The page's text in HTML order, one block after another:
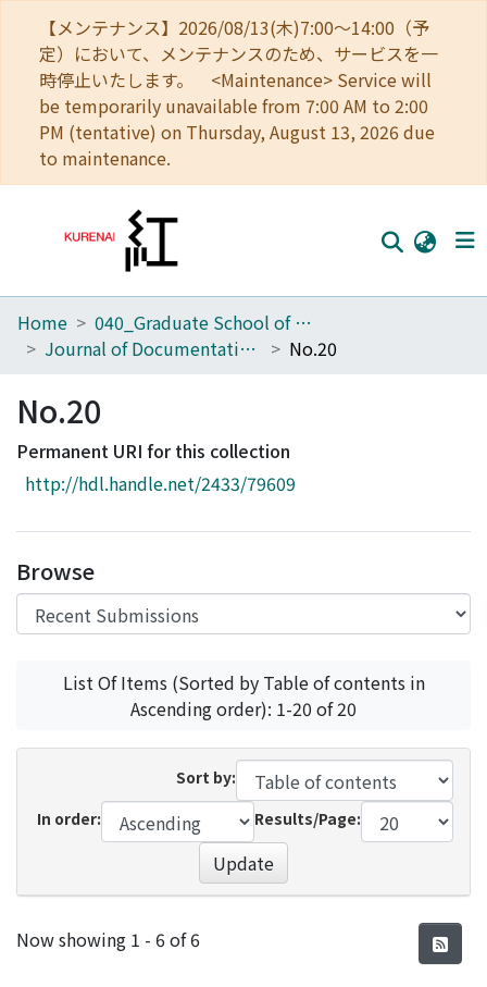
【メンテナンス】2026/08/13(木)7:00～14:00（予
定）において、メンテナンスのため、サービスを一
時停止いたします。 <Maintenance> Service will
be temporarily unavailable from 7:00 AM to 2:00
PM (tentative) on Thursday, August 13, 2026 due
to maintenance.
Home
Browse
Download Ranking
Access Statistics
Home
040_Graduate School of Economics
Journal of Documentation in Economics
No.20
No.20
Permanent URI for this collection
http://hdl.handle.net/2433/79609
Browse
List Of Items (Sorted by Table of contents in
Ascending order): 1-20 of 20
Sort by:
In order:
Results/Page:
Update
Recent Submissions
Now showing 1 - 6 of 6